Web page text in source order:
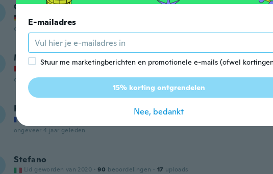
Carsten
ongeveer 4 jaar geleden
Mladen
Lid geworden van 2018 25
beoordelingen
ongeveer 4 jaar geleden
Fab
ongeveer 4 jaar geleden
Stefano
Lid geworden van 2020 · 90 beoordelingen · 17 uploads
E-mailadres
Stuur me marketingberichten en promotionele e-mails (ofwel
15% korting ontgrendelen
Nee, bedankt